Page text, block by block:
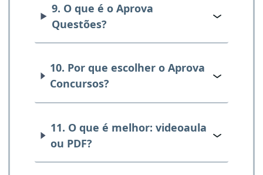
9. O que é o Aprova
Questões?
10. Por que escolher o Aprova
Concursos?
11. O que é melhor: videoaula
ou PDF?